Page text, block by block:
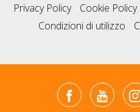
Privacy Policy
Cookie Policy
Condizioni di utilizzo